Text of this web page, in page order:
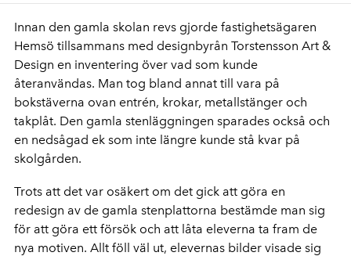
Innan den gamla skolan revs gjorde fastighetsägaren
Hemsö tillsammans med designbyrån Torstensson Art &
Design en inventering över vad som kunde
återanvändas. Man tog bland annat till vara på
bokstäverna ovan entrén, krokar, metallstänger och
takplåt. Den gamla stenläggningen sparades också och
en nedsågad ek som inte längre kunde stå kvar på
skolgården.
Trots att det var osäkert om det gick att göra en
redesign av de gamla stenplattorna bestämde man sig
för att göra ett försök och att låta eleverna ta fram de
nya motiven. Allt föll väl ut, elevernas bilder visade sig